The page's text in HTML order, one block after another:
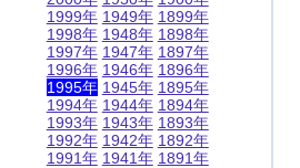
1999年
1998年
1997年
1996年
1995年
1994年
1993年
1992年
1991年
1949年
1948年
1947年
1946年
1945年
1944年
1943年
1942年
1941年
1899年
1898年
1897年
1896年
1895年
1894年
1893年
1892年
1891年